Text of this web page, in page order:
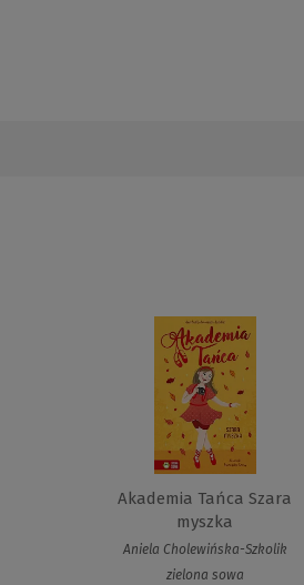
Akademia Tańca Szara
myszka
Aniela Cholewińska-Szkolik
zielona sowa